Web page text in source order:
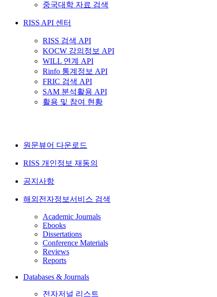
중국대학 자료 검색
RISS API 센터
RISS 검색 API
KOCW 강의정보 API
WILL 연계 API
Rinfo 통계정보 API
FRIC 검색 API
SAM 분석활용 API
활용 및 참여 현황
원문뷰어 다운로드
RISS 개인정보 재동의
공지사항
해외전자정보서비스 검색
Academic Journals
Ebooks
Dissertations
Conference Materials
Reviews
Reports
Databases & Journals
전자저널 리스트